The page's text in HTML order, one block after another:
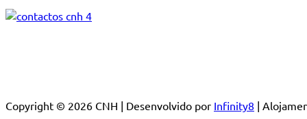
Copyright © 2026 CNH | Desenvolvido por Infinity8 |